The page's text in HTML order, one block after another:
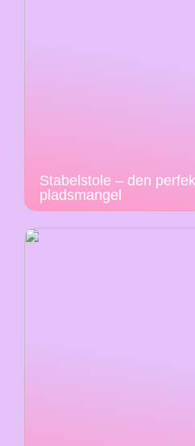
Stabelstole – den
pladsmangel